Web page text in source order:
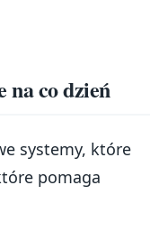
na co dzień
systemy, które
pomaga